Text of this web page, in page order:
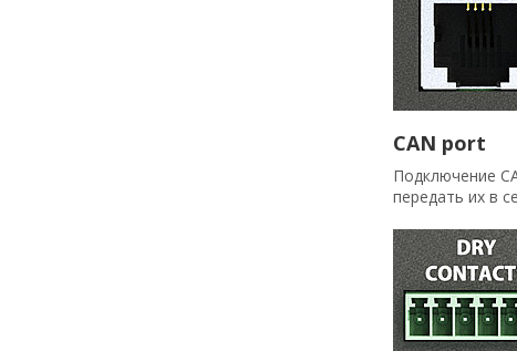
CAN port
Подключение
передать их в